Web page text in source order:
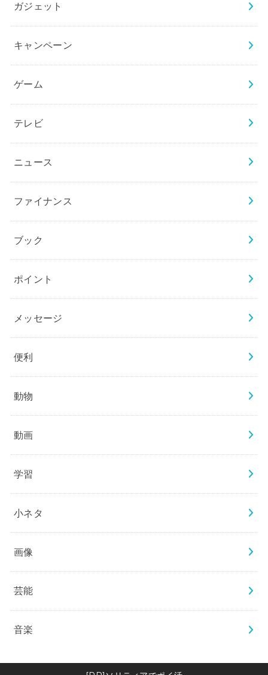
ガジェット
キャンペーン
ゲーム
テレビ
ニュース
ファイナンス
ブック
ポイント
メッセージ
便利
動物
動画
学習
小ネタ
画像
芸能
音楽